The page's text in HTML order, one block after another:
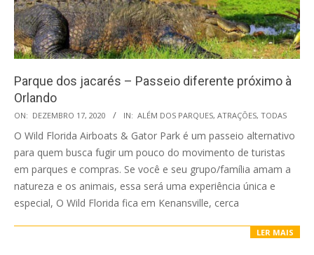
Parque dos jacarés – Passeio diferente próximo à
Orlando
2020-
12-
17
ON: DEZEMBRO 17, 2020 IN: ALÉM DOS PARQUES, ATRAÇÕES, TODAS
O Wild Florida Airboats & Gator Park é um passeio alternativo
para quem busca fugir um pouco do movimento de turistas
em parques e compras. Se você e seu grupo/família amam a
natureza e os animais, essa será uma experiência única e
especial, O Wild Florida fica em Kenansville, cerca
LER MAIS